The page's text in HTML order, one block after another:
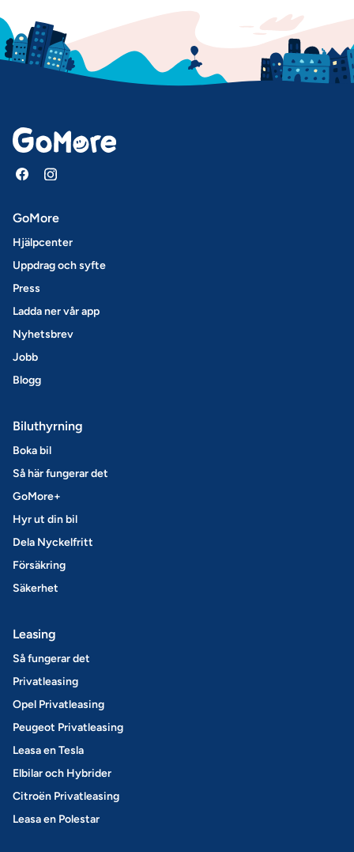
GoMore
Hjälpcenter
Uppdrag och syfte
Press
Ladda ner vår app
Nyhetsbrev
Jobb
Blogg
Biluthyrning
Boka bil
Så här fungerar det
GoMore+
Hyr ut din bil
Dela Nyckelfritt
Försäkring
Säkerhet
Leasing
Så fungerar det
Privatleasing
Opel Privatleasing
Peugeot Privatleasing
Leasa en Tesla
Elbilar och Hybrider
Citroën Privatleasing
Leasa en Polestar